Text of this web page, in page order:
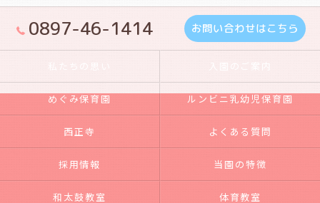
0897-46-1414 お問い合わせはこちら
めぐみ保育園 ルンビニ乳幼児保育園
西正寺 よくある質問
採用情報 当園の特徴
和太鼓教室 体育教室